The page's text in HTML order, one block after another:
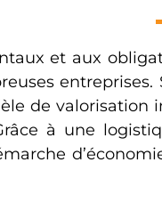
et aux
de
à une